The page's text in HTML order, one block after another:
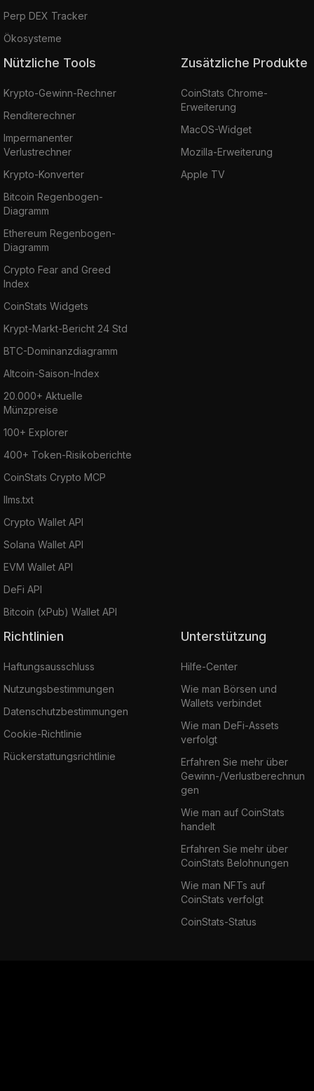
Perp DEX Tracker
Ökosysteme
Nützliche Tools
Krypto-Gewinn-Rechner
Renditerechner
Impermanenter
Verlustrechner
Krypto-Konverter
Bitcoin Regenbogen-
Diagramm
Ethereum Regenbogen-
Diagramm
Crypto Fear and Greed
Index
CoinStats Widgets
Krypt-Markt-Bericht 24 Std
BTC-Dominanzdiagramm
Altcoin-Saison-Index
20.000+ Aktuelle
Münzpreise
100+ Explorer
400+ Token-Risikoberichte
CoinStats Crypto MCP
llms.txt
Crypto Wallet API
Solana Wallet API
EVM Wallet API
DeFi API
Bitcoin (xPub) Wallet API
Zusätzliche Produkte
CoinStats Chrome-
Erweiterung
MacOS-Widget
Mozilla-Erweiterung
Apple TV
Richtlinien
Haftungsausschluss
Nutzungsbestimmungen
Datenschutzbestimmungen
Cookie-Richtlinie
Rückerstattungsrichtlinie
Unterstützung
Hilfe-Center
Wie man Börsen und
Wallets verbindet
Wie man DeFi-Assets
verfolgt
Erfahren Sie mehr über
Gewinn-/Verlustberechnun
gen
Wie man auf CoinStats
handelt
Erfahren Sie mehr über
CoinStats Belohnungen
Wie man NFTs auf
CoinStats verfolgt
CoinStats-Status